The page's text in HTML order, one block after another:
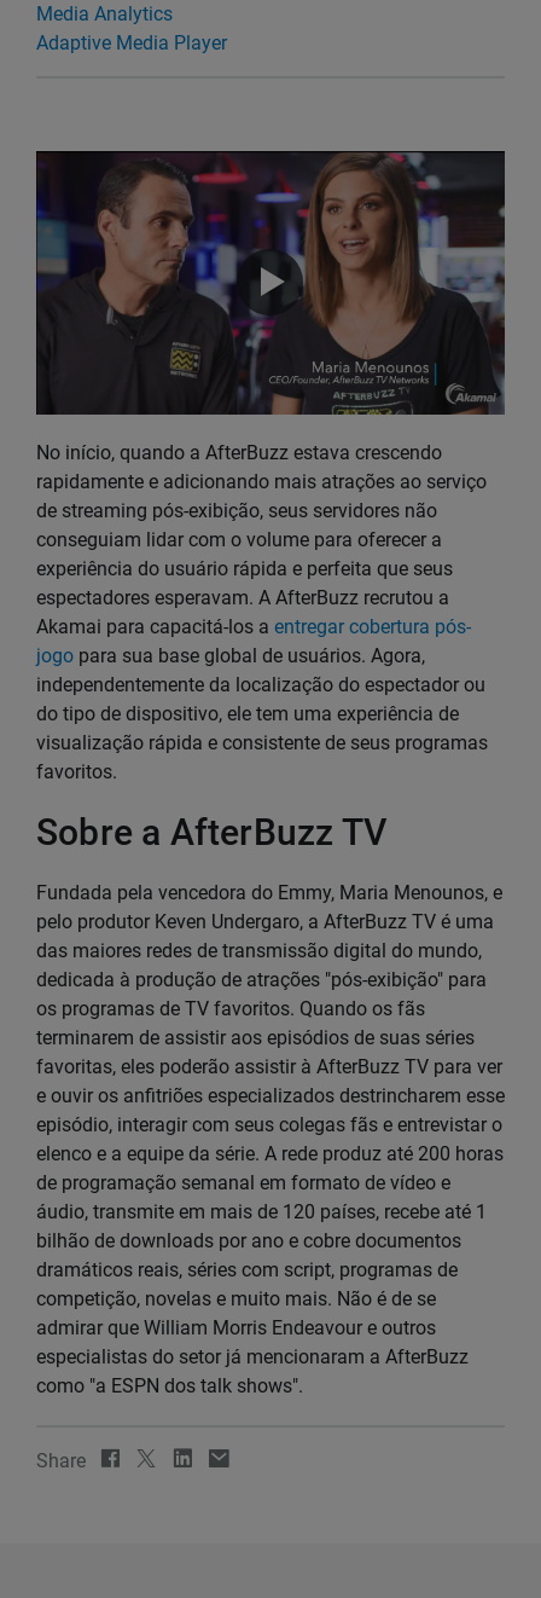
No início, quando a AfterBuzz estava crescendo
rapidamente e adicionando mais atrações ao serviço
de streaming pós-exibição, seus servidores não
conseguiam lidar com o volume para oferecer a
experiência do usuário rápida e perfeita que seus
espectadores esperavam. A AfterBuzz recrutou a
Akamai para capacitá-los a entregar cobertura pós-
jogo para sua base global de usuários. Agora,
independentemente da localização do espectador ou
do tipo de dispositivo, ele tem uma experiência de
visualização rápida e consistente de seus programas
favoritos.
Sobre a AfterBuzz TV
Fundada pela vencedora do Emmy, Maria Menounos, e
pelo produtor Keven Undergaro, a AfterBuzz TV é uma
das maiores redes de transmissão digital do mundo,
dedicada à produção de atrações "pós-exibição" para
os programas de TV favoritos. Quando os fãs
terminarem de assistir aos episódios de suas séries
favoritas, eles poderão assistir à AfterBuzz TV para ver
e ouvir os anfitriões especializados destrincharem esse
episódio, interagir com seus colegas fãs e entrevistar o
elenco e a equipe da série. A rede produz até 200 horas
de programação semanal em formato de vídeo e
áudio, transmite em mais de 120 países, recebe até 1
bilhão de downloads por ano e cobre documentos
dramáticos reais, séries com script, programas de
competição, novelas e muito mais. Não é de se
admirar que William Morris Endeavour e outros
especialistas do setor já mencionaram a AfterBuzz
como "a ESPN dos talk shows".
Share
Media Analytics
Adaptive Media Player